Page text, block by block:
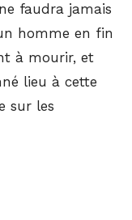
faudra jamais
homme en fin
à mourir, et
lieu à cette
sur les